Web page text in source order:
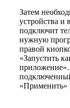
Затем
устройства
подключит
нужную
правой
«Запустить
«Применить»